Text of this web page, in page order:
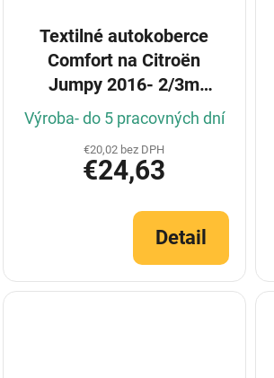
Textilné autokoberce
Comfort na Citroën
Jumpy 2016- 2/3m
(Konfigurátor)
Výroba- do 5 pracovných dní
€20,02 bez DPH
€24,63
Detail